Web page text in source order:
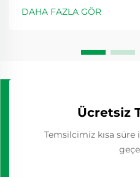
DAHA FAZLA GÖR
Ücretsiz
Temsilcimiz kısa